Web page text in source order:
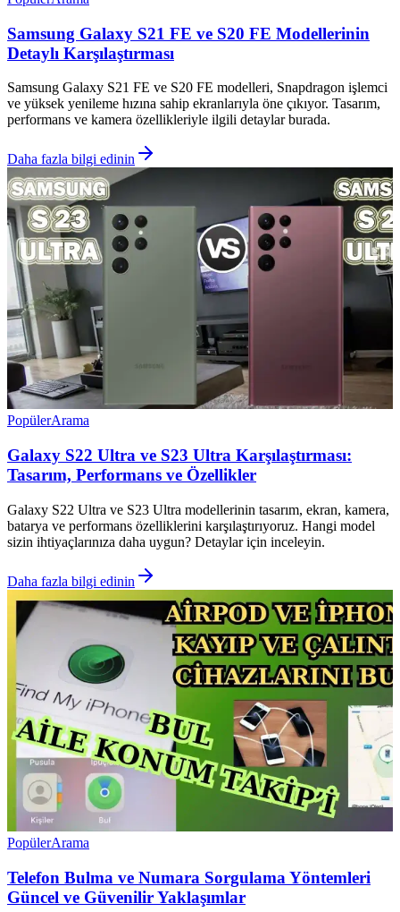
Samsung Galaxy S21 FE ve S20 FE Modellerinin
Detaylı Karşılaştırması
Samsung Galaxy S21 FE ve S20 FE modelleri, Snapdragon işlemci
ve yüksek yenileme hızına sahip ekranlarıyla öne çıkıyor. Tasarım,
performans ve kamera özellikleriyle ilgili detaylar burada.
Daha fazla bilgi edinin
PopülerArama
Galaxy S22 Ultra ve S23 Ultra Karşılaştırması:
Tasarım, Performans ve Özellikler
Galaxy S22 Ultra ve S23 Ultra modellerinin tasarım, ekran, kamera,
batarya ve performans özelliklerini karşılaştırıyoruz. Hangi model
sizin ihtiyaçlarınıza daha uygun? Detaylar için inceleyin.
Daha fazla bilgi edinin
PopülerArama
Telefon Bulma ve Numara Sorgulama Yöntemleri
Güncel ve Güvenilir Yaklaşımlar